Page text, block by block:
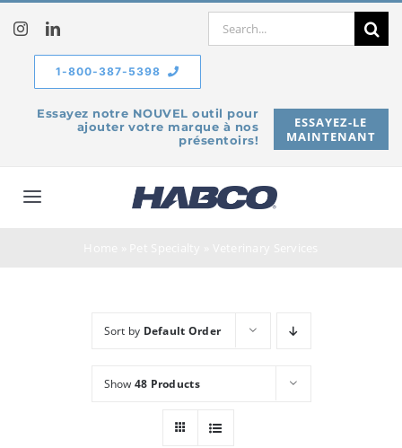
content
Search
Essayez notre NOUVEL outil pour
ajouter votre marque à nos
présentoirs!
ESSAYEZ-LE
MAINTENANT
1-800-387-5398
Toggle
Sort by Default Order
Show 48 Products